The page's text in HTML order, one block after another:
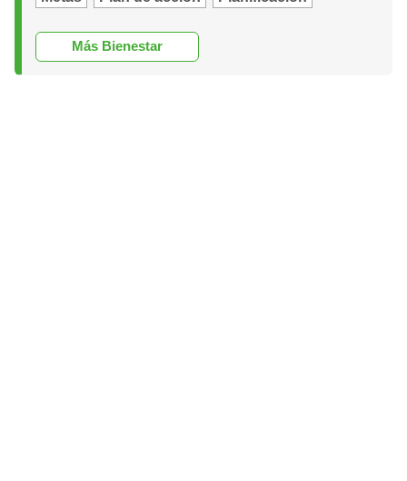
Más Bienestar